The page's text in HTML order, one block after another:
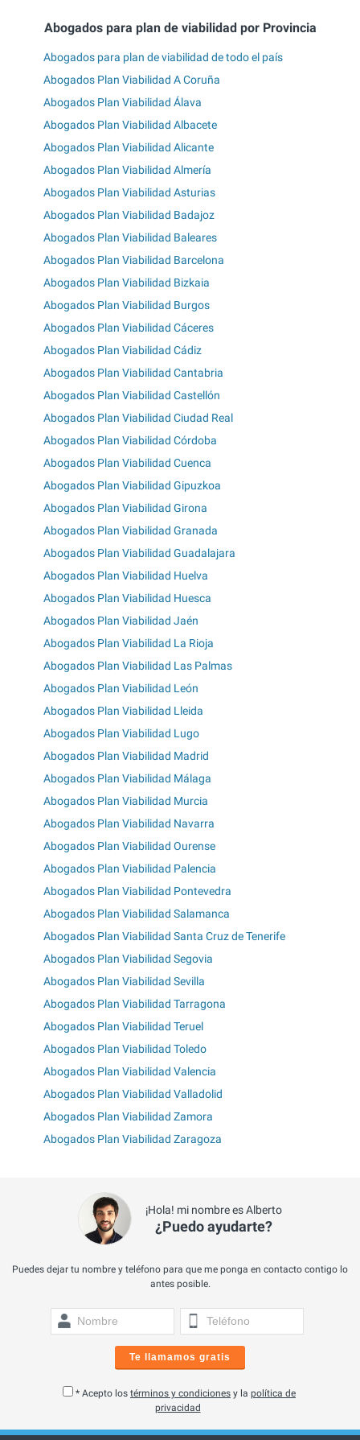
Abogados para plan de viabilidad por Provincia
Abogados para plan de viabilidad de todo el país
Abogados Plan Viabilidad A Coruña
Abogados Plan Viabilidad Álava
Abogados Plan Viabilidad Albacete
Abogados Plan Viabilidad Alicante
Abogados Plan Viabilidad Almería
Abogados Plan Viabilidad Asturias
Abogados Plan Viabilidad Badajoz
Abogados Plan Viabilidad Baleares
Abogados Plan Viabilidad Barcelona
Abogados Plan Viabilidad Bizkaia
Abogados Plan Viabilidad Burgos
Abogados Plan Viabilidad Cáceres
Abogados Plan Viabilidad Cádiz
Abogados Plan Viabilidad Cantabria
Abogados Plan Viabilidad Castellón
Abogados Plan Viabilidad Ciudad Real
Abogados Plan Viabilidad Córdoba
Abogados Plan Viabilidad Cuenca
Abogados Plan Viabilidad Gipuzkoa
Abogados Plan Viabilidad Girona
Abogados Plan Viabilidad Granada
Abogados Plan Viabilidad Guadalajara
Abogados Plan Viabilidad Huelva
Abogados Plan Viabilidad Huesca
Abogados Plan Viabilidad Jaén
Abogados Plan Viabilidad La Rioja
Abogados Plan Viabilidad Las Palmas
Abogados Plan Viabilidad León
Abogados Plan Viabilidad Lleida
Abogados Plan Viabilidad Lugo
Abogados Plan Viabilidad Madrid
Abogados Plan Viabilidad Málaga
Abogados Plan Viabilidad Murcia
Abogados Plan Viabilidad Navarra
Abogados Plan Viabilidad Ourense
Abogados Plan Viabilidad Palencia
Abogados Plan Viabilidad Pontevedra
Abogados Plan Viabilidad Salamanca
Abogados Plan Viabilidad Santa Cruz de Tenerife
Abogados Plan Viabilidad Segovia
Abogados Plan Viabilidad Sevilla
Abogados Plan Viabilidad Tarragona
Abogados Plan Viabilidad Teruel
Abogados Plan Viabilidad Toledo
Abogados Plan Viabilidad Valencia
Abogados Plan Viabilidad Valladolid
Abogados Plan Viabilidad Zamora
Abogados Plan Viabilidad Zaragoza
¡Hola! mi nombre es Alberto
¿Puedo ayudarte?
Puedes dejar tu nombre y teléfono para que me ponga en contacto contigo lo
antes posible.
Te llamamos gratis
* Acepto los términos y condiciones y la política de
privacidad